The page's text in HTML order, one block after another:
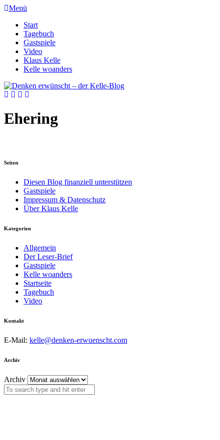
Menü
Start
Tagebuch
Gastspiele
Video
Klaus Kelle
Kelle woanders
Ehering
Seiten
Diesen Blog finanziell unterstützen
Gastspiele
Impressum & Datenschutz
Über Klaus Kelle
Kategorien
Allgemein
Der Leser-Brief
Gastspiele
Kelle woanders
Startseite
Tagebuch
Video
Kontakt
E-Mail: kelle@denken-erwuenscht.com
Archiv
Archiv